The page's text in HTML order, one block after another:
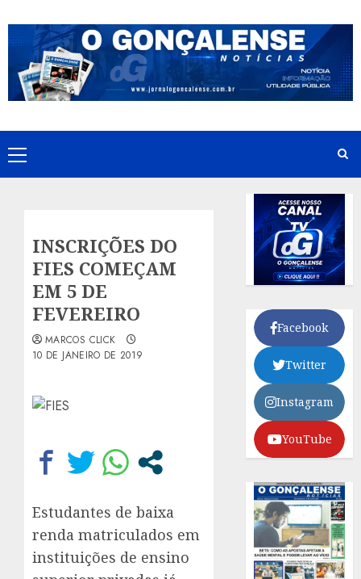
to
content
Primary
Menu
INSCRIÇÕES DO
FIES COMEÇAM
EM 5 DE
FEVEREIRO
MARCOS CLICK
10 DE JANEIRO DE 2019
Estudantes de baixa
renda matriculados em
instituições de ensino
Facebook
Twitter
Instagram
YouTube